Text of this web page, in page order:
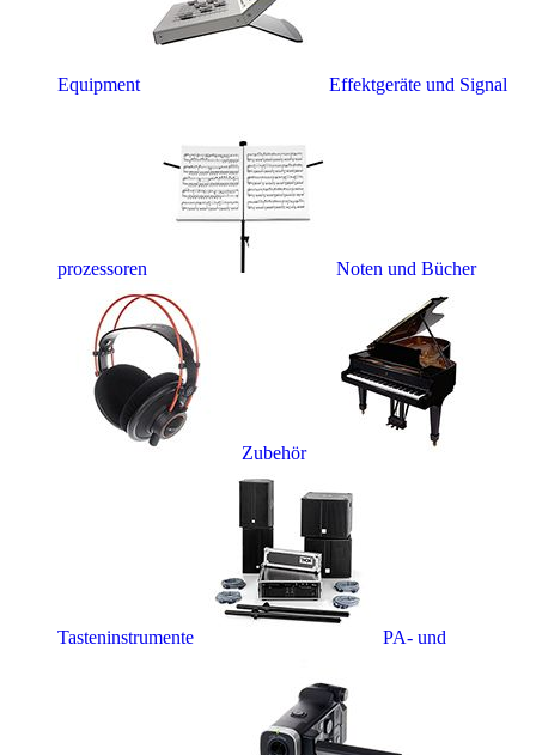
Equipment Effektgeräte und Signal
prozessoren Noten und Bücher
Zubehör
Tasteninstrumente PA- und